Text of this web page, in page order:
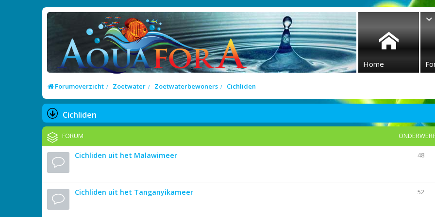
Home
Forumoverzicht Zoetwater Zoetwaterbewoners Cichliden
Cichliden
FORUM
Cichliden uit het Malawimeer 48
Cichliden uit het Tanganyikameer 52